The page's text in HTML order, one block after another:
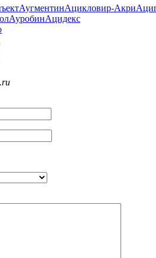
АугментинАцикловир-Акри
АуробинАцидекс